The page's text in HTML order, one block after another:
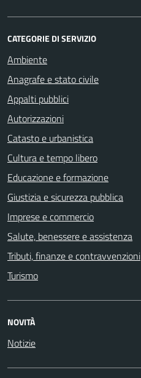
CATEGORIE DI SERVIZIO
Ambiente
Anagrafe e stato civile
Appalti pubblici
Autorizzazioni
Catasto e urbanistica
Cultura e tempo libero
Educazione e formazione
Giustizia e sicurezza pubblica
Imprese e commercio
Salute, benessere e assistenza
Tributi, finanze e contravvenzioni
Turismo
NOVITÀ
Notizie